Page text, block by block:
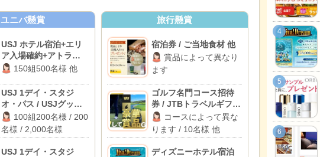
ユニバ懸賞
USJ ホテル宿泊+エリ
ア入場確約+アトラクシ
ョン貸切 他
150組500名様 他
USJ 1デイ・スタジ
オ・パス / USJグッズ /
dポイント 1,000ポイン
ト
100組200名様 / 200
名様 / 2,000名様
USJ 1デイ・スタジ
旅行懸賞
宿泊券 / ご当地食材 他
賞品によって異なり
ます
ゴルフ名門コース招待
券 / JTBトラベルギフト
10万円分 他
コースによって異な
ります / 10名様 他
ディズニーホテル宿泊